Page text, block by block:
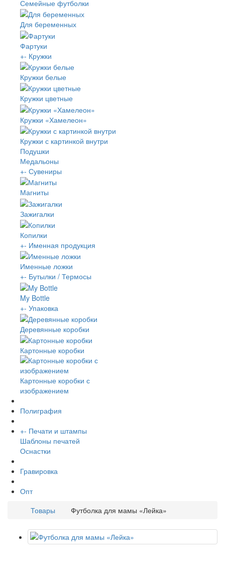
Семейные футболки
Для беременных
Фартуки
+- Кружки
Кружки белые
Кружки цветные
Кружки «Хамелеон»
Кружки с картинкой внутри
Подушки
Медальоны
+- Сувениры
Магниты
Зажигалки
Копилки
+- Именная продукция
Именные ложки
+- Бутылки / Термосы
My Bottle
+- Упаковка
Деревянные коробки
Картонные коробки
Картонные коробки с
изображением
Полиграфия
+- Печати и штампы
Шаблоны печатей
Оснастки
Гравировка
Опт
Товары
Футболка для мамы «Лейка»